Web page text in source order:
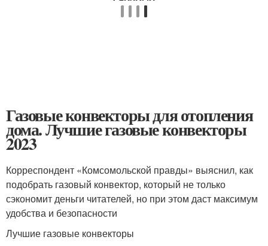
Газовые конвекторы для отопления
дома. Лучшие газовые конвекторы
2023
Корреспондент «Комсомольской правды» выяснил, как
подобрать газовый конвектор, который не только
сэкономит деньги читателей, но при этом даст максимум
удобства и безопасности
Лучшие газовые конвекторы